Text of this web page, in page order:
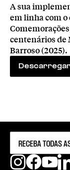
A sua
em linha com o
centenários de
Barroso (2025).